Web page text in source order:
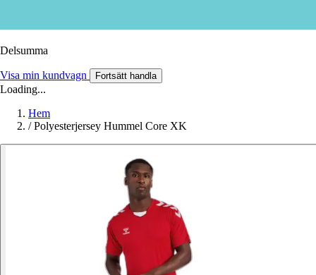
Delsumma
Visa min kundvagn Fortsätt handla
Loading...
Hem
/ Polyesterjersey Hummel Core XK